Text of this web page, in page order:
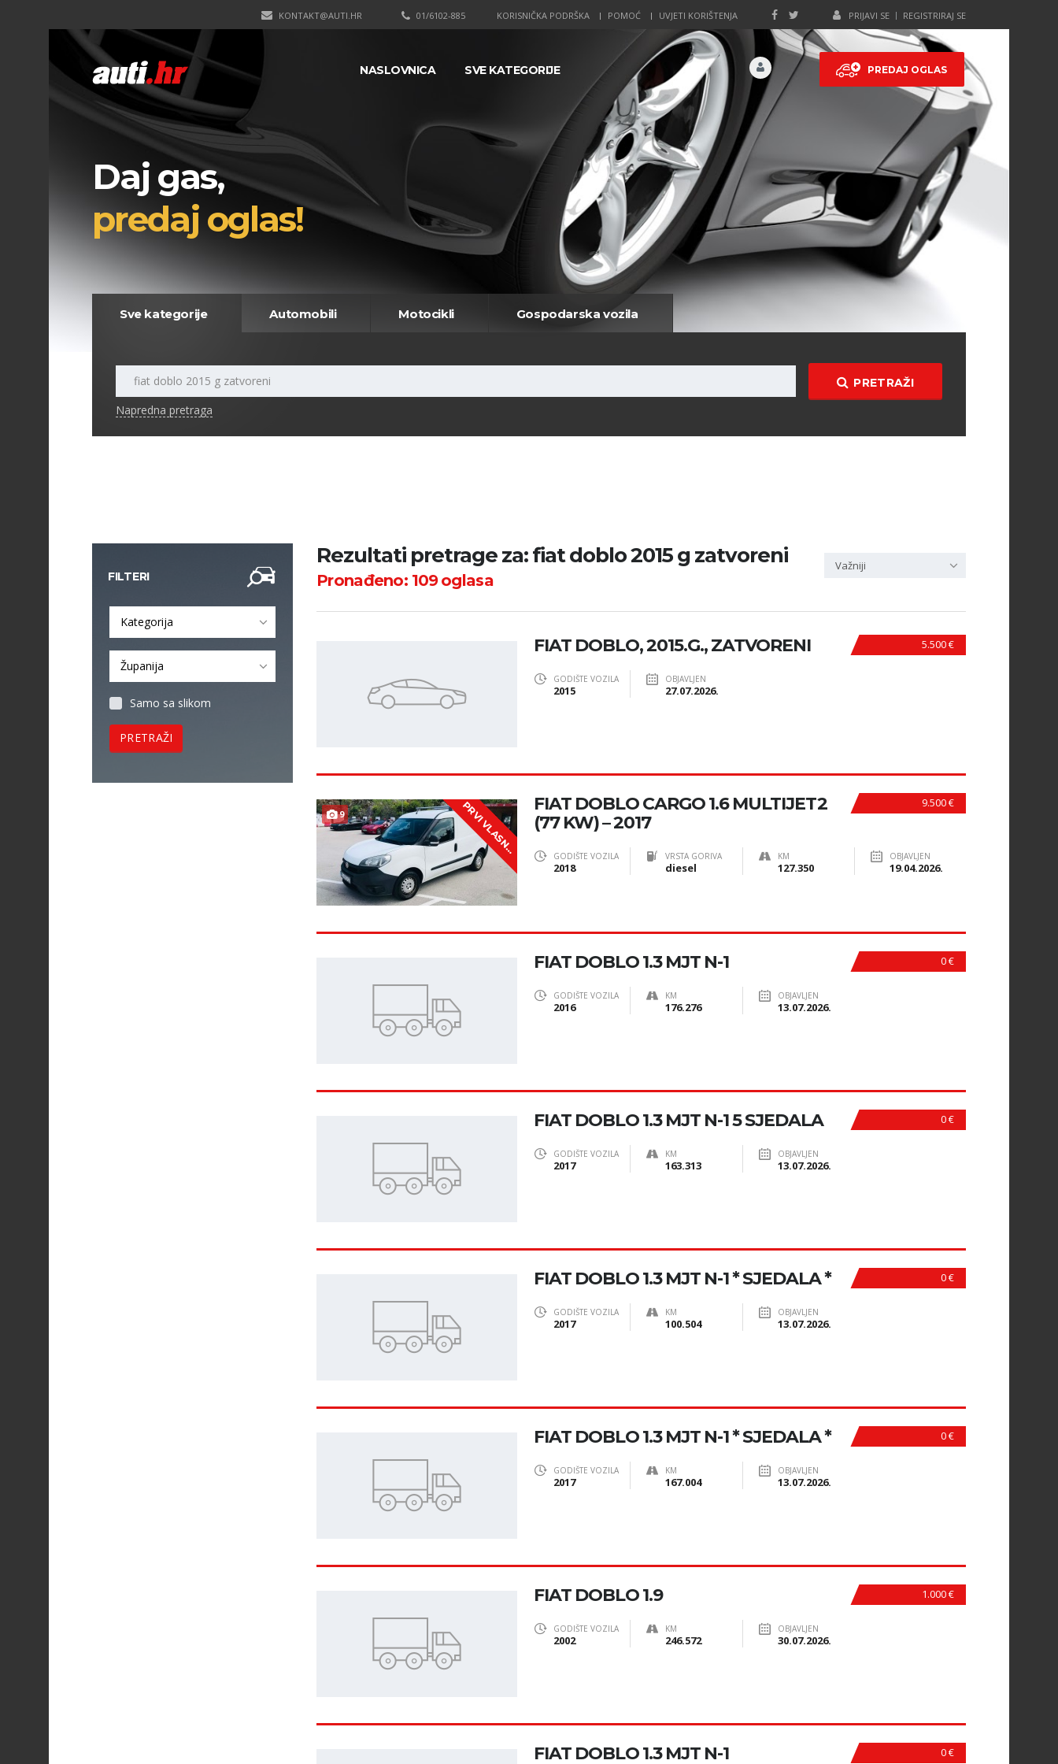
PRIJAVI SE REGISTRIRAJ SE
KORISNIČKA PODRŠKA POMOĆ UVJETI KORIŠTENJA
01/6102-885
KONTAKT@AUTI.HR
PREDAJ OGLAS
NASLOVNICA SVE KATEGORIJE
Daj gas,
predaj oglas!
Sve kategorije Automobili Motocikli Gospodarska vozila
PRETRAŽI
Napredna pretraga
FILTERI
Kategorija
Županija
Samo sa slikom
PRETRAŽI
Rezultati pretrage za: fiat doblo 2015 g zatvoreni
Pronađeno: 109oglasa
Važniji
5.500 €
FIAT DOBLO, 2015.G., ZATVORENI
GODIŠTE VOZILA
2015
OBJAVLJEN
27.07.2026.
9 P
R
V
I
V
L
A
S
N
I
K
9.500 €
FIAT DOBLO CARGO 1.6 MULTIJET2
(77 KW) – 2017
GODIŠTE VOZILA
2018
VRSTA GORIVA
diesel
KM
127.350
OBJAVLJEN
19.04.2026.
0 €
FIAT DOBLO 1.3 MJT N-1
GODIŠTE VOZILA
2016
KM
176.276
OBJAVLJEN
13.07.2026.
0 €
FIAT DOBLO 1.3 MJT N-1 5 SJEDALA
GODIŠTE VOZILA
2017
KM
163.313
OBJAVLJEN
13.07.2026.
0 €
FIAT DOBLO 1.3 MJT N-1 * SJEDALA *
GODIŠTE VOZILA
2017
KM
100.504
OBJAVLJEN
13.07.2026.
0 €
FIAT DOBLO 1.3 MJT N-1 * SJEDALA *
GODIŠTE VOZILA
2017
KM
167.004
OBJAVLJEN
13.07.2026.
1.000 €
FIAT DOBLO 1.9
GODIŠTE VOZILA
2002
KM
246.572
OBJAVLJEN
30.07.2026.
0 €
FIAT DOBLO 1.3 MJT N-1